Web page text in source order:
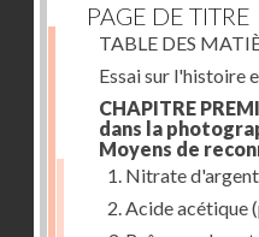
PAGE DE TITRE
TABLE DES
Essai sur l'histoire
CHAPITRE
dans la
Moyens de
1. Nitrate d'argent
2. Acide acétique